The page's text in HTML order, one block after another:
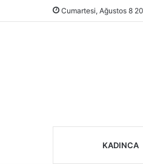
Cumartesi, Ağustos 8
KADINCA